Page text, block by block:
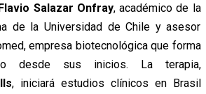
Salazar Onfray, académico de la
de la Universidad de Chile y asesor
empresa biotecnológica que forma
desde sus inicios. La terapia,
, iniciará estudios clínicos en Brasil